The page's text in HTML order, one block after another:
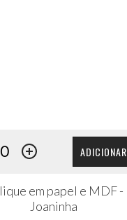
ADICIONAR
em papel e MDF -
Joaninha